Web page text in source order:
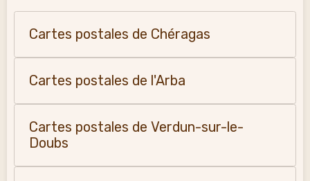
Cartes postales de Chéragas
Cartes postales de l'Arba
Cartes postales de Verdun-sur-le-
Doubs